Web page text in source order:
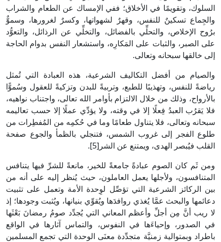
السلوك، وتقويمًا في الأخلاق؛ ففي الإمساك عن الطعام والشراب
والجِماع تسكينٌ للنفس، وقهرٌ لشهواتها، وكسرٌ لغرورها، وسموٌّ
برُوح الإخلاص، والتحلِّي بالفضائل، والتخلِّي عن الرذائل، والتعوُّد
على الصبر، والثبات على المَكارِه، واستشعار النفس بدوام الحاجة
إلى خالقها سبحانه وتعالى.
والصيام من أفضل التكاليف الشرعية، هذه العبادة التي تُمثل
رياضةً للنفس، وتهذيبًا للطبع، وتربيةً للبدن وتزكيةً للعقول وسُموًّا
بالأرواح، وذلك من خلال الالتزام بأوامر الله تعالى، واجتناب نواهيه،
فلا يَقرُب العبدُ فِعلًا إلا في وقته، ولا يؤدِّي عملًا إلا حسب تعاليمه
سبحانه وتعالى، فلا يتناول طعامًا وما في حُكمِه من المُفطِرات من
طلوع الفجر إلى غروب الشمس، فتنجلي بالظمأ والجوع صفحة
القلب فيُبصر الهدى، ويمتنع عن الشر‏[5].
ومن ثَم كان الصوم عبادةً جامعةً للخير، مانعةً للشرِّ فيها يتنافس
المتنافسون، ولأجلها يعمل العاملون، حيث يُنظر إليه على أنه من
بين الركائز الشرعية التي تؤصِّل لوِحدة الأمة وتعمل على تثبيت
دعائمها والبحث عمَّا يُغذي روافدَها ويُقوِّي بنيانها، ويُثبت وجودها؛ إذ
لا ريب أنَّ مِن أجلِّ وأعظم المعاني التي يُجدِّد صومُ رمضانَ بَعْثَها
في الصدور، وإحياءَها في النفوس، والتماس آثارها في الواقع
باطراد وبمتوالية زمنيَّة متجدِّدة معنَى الوحدة التي تجمع المسلمين